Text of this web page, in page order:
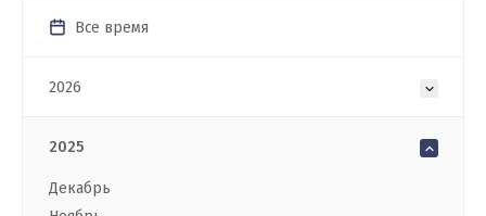
Все время
2026
2025
Декабрь